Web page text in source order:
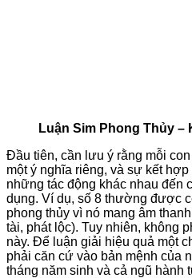
Luận Sim Phong Thủy –
Đầu tiên, cần lưu ý rằng mỗi
một ý nghĩa riêng, và sự kết
những tác động khác nhau đến
dụng. Ví dụ, số 8 thường được
phong thủy vì nó mang âm
tài, phát lộc). Tuy nhiên, không
này. Để luận giải hiệu quả một
phải căn cứ vào bản mệnh của
tháng năm sinh và cả ngũ